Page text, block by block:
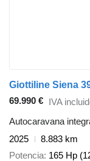
Giottiline Siena
69.990 € IVA
Autocaravana
2025
8.883 km
Potencia 165 Hp